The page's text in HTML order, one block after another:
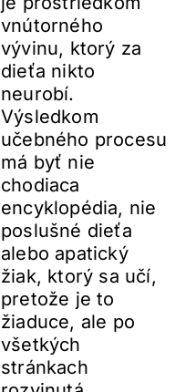
vnútorného
vývinu, ktorý za
dieťa nikto
neurobí.
Výsledkom
učebného procesu
má byť nie
chodiaca
encyklopédia, nie
poslušné dieťa
alebo apatický
žiak, ktorý sa učí,
pretože je to
žiaduce, ale po
všetkých
stránkach